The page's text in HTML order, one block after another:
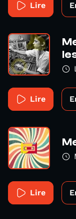
Lire
Lire
Lire